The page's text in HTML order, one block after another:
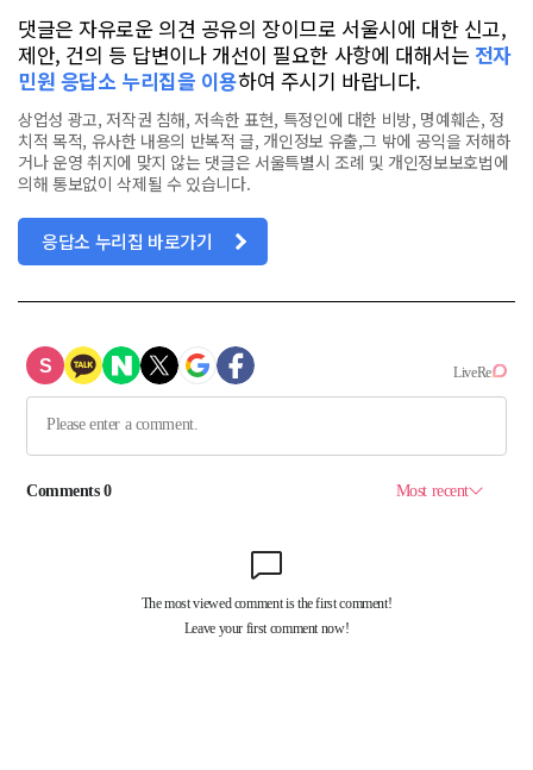
댓글은 자유로운 의견 공유의 장이므로 서울시에 대한 신고,
제안, 건의 등 답변이나 개선이 필요한 사항에 대해서는 전자
민원 응답소 누리집을 이용하여 주시기 바랍니다.
상업성 광고, 저작권 침해, 저속한 표현, 특정인에 대한 비방, 명예훼손, 정
치적 목적, 유사한 내용의 반복적 글, 개인정보 유출,그 밖에 공익을 저해하
거나 운영 취지에 맞지 않는 댓글은 서울특별시 조례 및 개인정보보호법에
의해 통보없이 삭제될 수 있습니다.
응답소 누리집 바로가기